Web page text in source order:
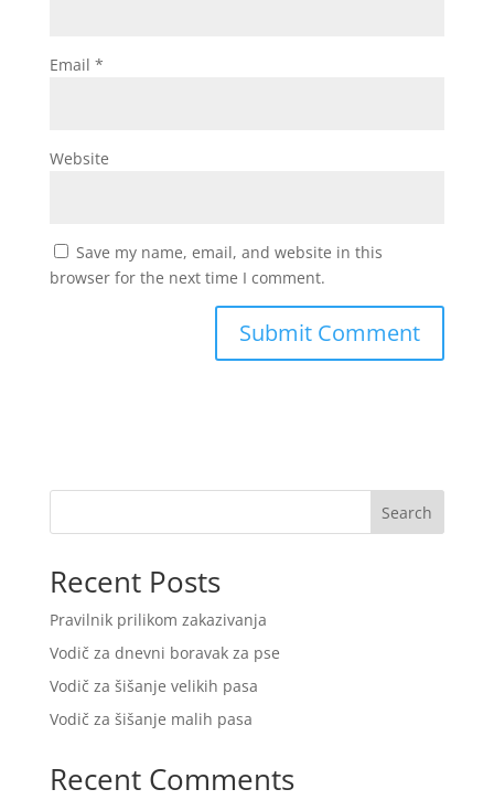
Email *
Website
Save my name, email, and website in this
browser for the next time I comment.
Search
Recent Posts
Pravilnik prilikom zakazivanja
Vodič za dnevni boravak za pse
Vodič za šišanje velikih pasa
Vodič za šišanje malih pasa
Recent Comments